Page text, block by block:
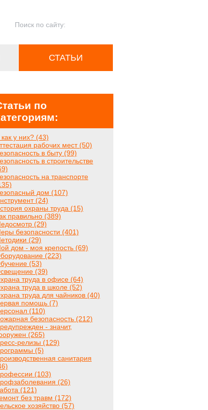
СТАТЬИ
по
у них? (43)
рабочих мест (50)
в быту (99)
в строительстве
на транспорте
дом (107)
(24)
охраны труда (15)
правильно (389)
(29)
безопасности (401)
(29)
дом - моя крепость (69)
(223)
(53)
(39)
труда в офисе (64)
труда в школе (52)
труда для чайников (40)
помощь (7)
(110)
безопасность (212)
- значит,
(265)
релизы (129)
(5)
санитария
(103)
(26)
(121)
без травм (172)
хозяйство (57)